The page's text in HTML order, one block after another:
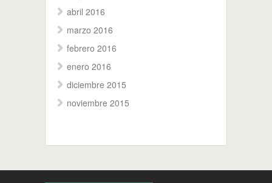
abril 2016
marzo 2016
febrero 2016
enero 2016
diciembre 2015
noviembre 2015